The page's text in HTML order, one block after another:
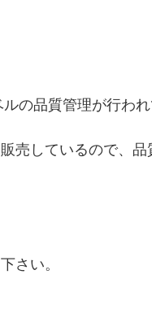
の品質管理が行われ
売しているので、品
さい。